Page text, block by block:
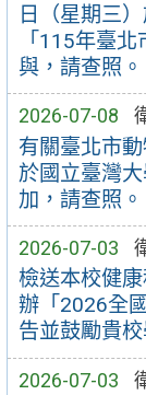
日（星期三
「115年臺
與，請查照。
2026-07-08
有關臺北市
於國立臺灣
加，請查照。
2026-07-03
檢送本校健
辦「2026全
告並鼓勵貴
2026-07-03